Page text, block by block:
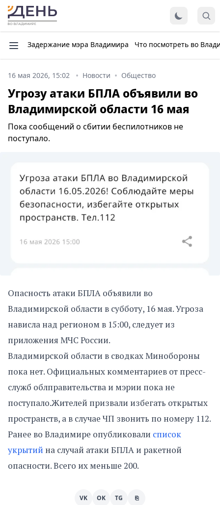
Задержание мэра Владимира Что посмотреть во
16 мая 2026, 15:02 Новости Общество
Угрозу атаки БПЛА объявили во
Владимирской области 16 мая
Пока сообщений о сбитии беспилотников не
поступало.
Опасность атаки БПЛА объявили во
Владимирской области в субботу, 16 мая. Угроза
нависла над регионом в 15:00, следует из
приложения МЧС России.
Владимирской области в сводках Минобороны
пока нет. Официальных комментариев от пресс-
служб облправительства и мэрии пока не
поступало.Жителей призвали избегать открытых
пространств, а в случае ЧП звонить по номеру 112.
Ранее во Владимире опубликовали список
укрытий на случай атаки БПЛА и ракетной
опасности. Всего их меньше 200.
VK OK TG ⎘